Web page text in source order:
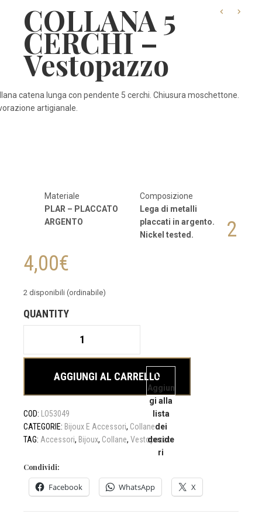
COLLANA 5
CERCHI –
Vestopazzo
catena lunga con pendente 5 cerchi. Chiusura moschettone.
artigianale.
Materiale
PLAR – PLACCATO
ARGENTO
Composizione
Lega di metalli
placcati in argento.
Nickel tested.
2
4,00€
2 disponibili (ordinabile)
CERCHI
Vestopazzo
quantità
AGGIUNGI AL CARRELLO
Aggiun
gi alla
lista
dei
deside
ri
COD:
LO53049
CATEGORIE: Bijoux E Accessori, Collane
TAG: Accessori, Bijoux, Collane, Vestopazzo
Condividi:
Facebook WhatsApp X